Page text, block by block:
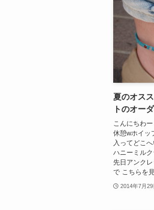
夏のオス
トのオー
こんにちわ
休憩wホイッ
入ってどこ
ハニーミル
先日アンク
で こちらを
2014年7月29